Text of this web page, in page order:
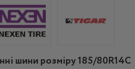
шини розміру 185/80R14C